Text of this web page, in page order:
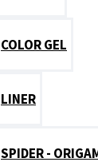
COLOR GEL
LINER
SPIDER -